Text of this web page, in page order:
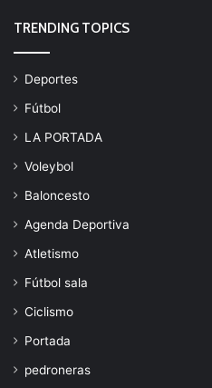
TRENDING TOPICS
Deportes
Fútbol
LA PORTADA
Voleybol
Baloncesto
Agenda Deportiva
Atletismo
Fútbol sala
Ciclismo
Portada
pedroneras